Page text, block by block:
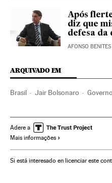
Após
diz que
defesa da
AFONSO BENITES
ARQUIVADO EM
Brasil Jair Bolsonaro
Educação MEC Crises políticas
Adere a
Mais informações
Si está interesado en licenciar este